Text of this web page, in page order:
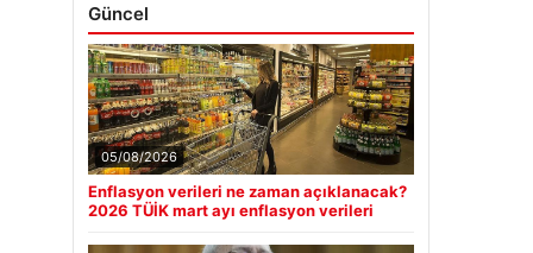
Güncel
05/08/2026
Enflasyon verileri ne zaman açıklanacak?
2026 TÜİK mart ayı enflasyon verileri